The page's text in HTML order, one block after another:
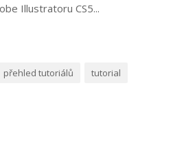
Illustratoru CS5...
přehled tutoriálů tutorial